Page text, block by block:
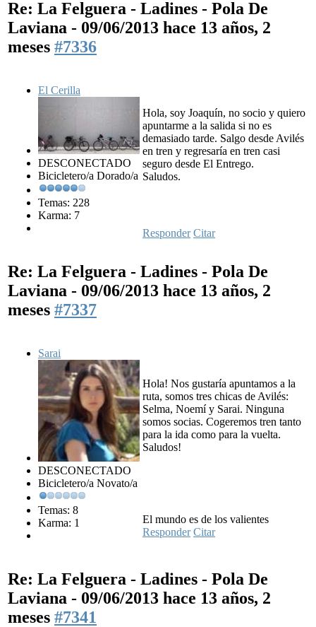
Re: La Felguera - Ladines - Pola De
Laviana - 09/06/2013 hace 13 años, 2
meses #7336
El Cerilla
DESCONECTADO
Bicicletero/a Dorado/a
Temas: 228
Karma: 7
Hola, soy Joaquín, no socio y quiero
apuntarme a la salida si no es
demasiado tarde. Salgo desde Avilés
en tren y regresaría en tren casi
seguro desde El Entrego.
Saludos.
Responder Citar
Re: La Felguera - Ladines - Pola De
Laviana - 09/06/2013 hace 13 años, 2
meses #7337
Sarai
DESCONECTADO
Bicicletero/a Novato/a
Temas: 8
Karma: 1
Hola! Nos gustaría apuntamos a la
ruta, somos tres chicas de Avilés:
Selma, Noemí y Sarai. Ninguna
somos socias. Cogeremos tren tanto
para la ida como para la vuelta.
Saludos!
El mundo es de los valientes
Responder Citar
Re: La Felguera - Ladines - Pola De
Laviana - 09/06/2013 hace 13 años, 2
meses #7341